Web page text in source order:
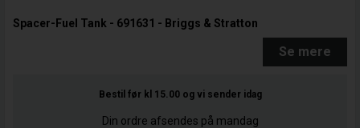
Spacer-Fuel Tank - 691631 - Briggs & Stratton
Se mere
Bestil før kl 15.00 og vi sender idag
Din ordre afsendes på mandag